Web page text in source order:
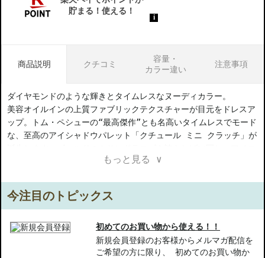
商品説明 クチコミ
容量・
カラー違い
注意事項
ダイヤモンドのような輝きとタイムレスなヌーディカラー。
美容オイルインの上質ファブリックテクスチャーが目元をドレスア
ップ。トム・ペシューの“最高傑作”とも名高いタイムレスでモード
な、至高のアイシャドウパレット「クチュール ミニ クラッチ」が
ニックなシェブロンステッチを効かせたレザータッチのパッケー
らに気分を高揚させます。ダイヤモンドの輝きからインスパイヤさ
れた、かつてない上質な煌めきを放つパール。纏うそばから、目元
み出します。スキンケア発想で誕生した、クリーミィなシルクタッ
チのテクスチャーがオートクチュールのようにぴたりと密着し、粉
飛びしません。さらに、長時間持続します。ハイジュエリーを纏っ
もっと見る ∨
今注目のトピックス
初めてのお買い物から使える！！
新規会員登録のお客様からメルマガ配信を
ご希望の方に限り、 初めてのお買い物か